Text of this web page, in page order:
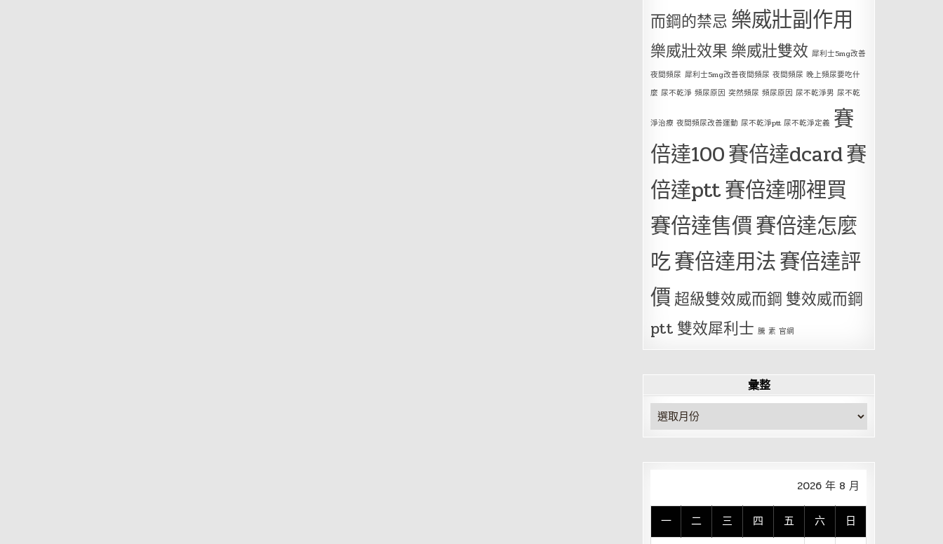
而鋼的禁忌 樂威壯副作用
樂威壯效果 樂威壯雙效 犀利士5mg改善
夜間頻尿 犀利士5mg改善夜間頻尿 夜間頻尿 晚上頻尿要吃什
麼 尿不乾淨 頻尿原因 突然頻尿 頻尿原因 尿不乾淨男 尿不乾
淨治療 夜間頻尿改善運動 尿不乾淨ptt 尿不乾淨定義 賽
倍達100賽倍達dcard賽
倍達ptt賽倍達哪裡買
賽倍達售價賽倍達怎麼
吃賽倍達用法賽倍達評
價超級雙效威而鋼 雙效威而鋼
ptt 雙效犀利士 騰 素 官網
彙整
彙
整
2026 年 8 月
一 二 三 四 五 六 日